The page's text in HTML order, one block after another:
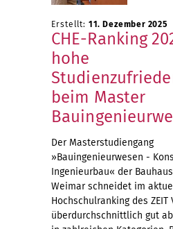
Erstellt: 11. Dezember 2025
CHE-Ranking
hohe
beim Master
Der Masterstudiengang
»Bauingenieurwesen -
Ingenieurbau« der
Weimar schneidet im
Hochschulranking des ZEIT
überdurchschnittlich gut